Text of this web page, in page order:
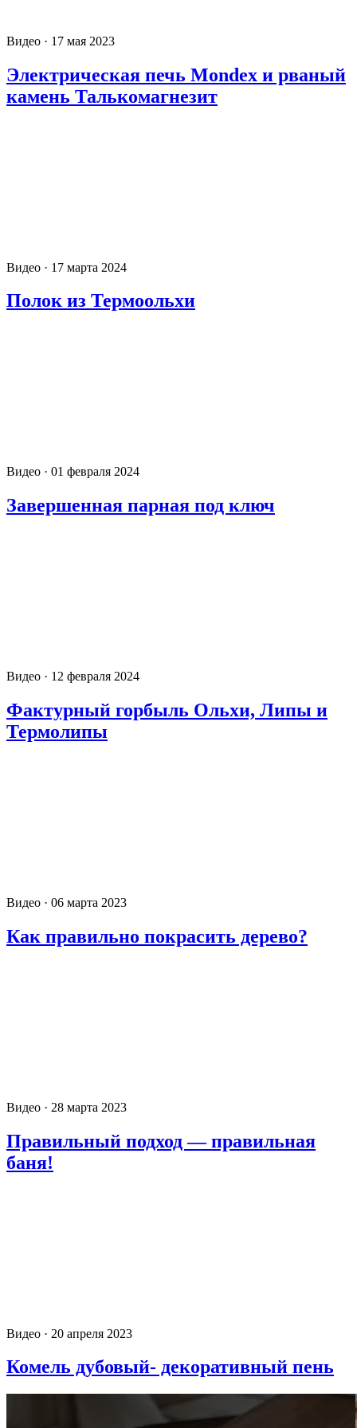
Видео · 17 мая 2023
Электрическая печь Mondex и рваный
камень Талькомагнезит
Видео · 17 марта 2024
Полок из Термоольхи
Видео · 01 февраля 2024
Завершенная парная под ключ
Видео · 12 февраля 2024
Фактурный горбыль Ольхи, Липы и
Термолипы
Видео · 06 марта 2023
Как правильно покрасить дерево?
Видео · 28 марта 2023
Правильный подход — правильная
баня!
Видео · 20 апреля 2023
Комель дубовый- декоративный пень